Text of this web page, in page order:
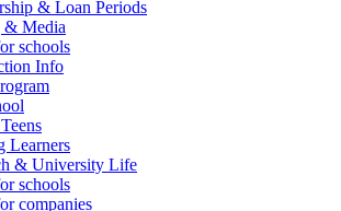
& Loan Periods
& Media
schools
Info
Learners
& University Life
schools
companies